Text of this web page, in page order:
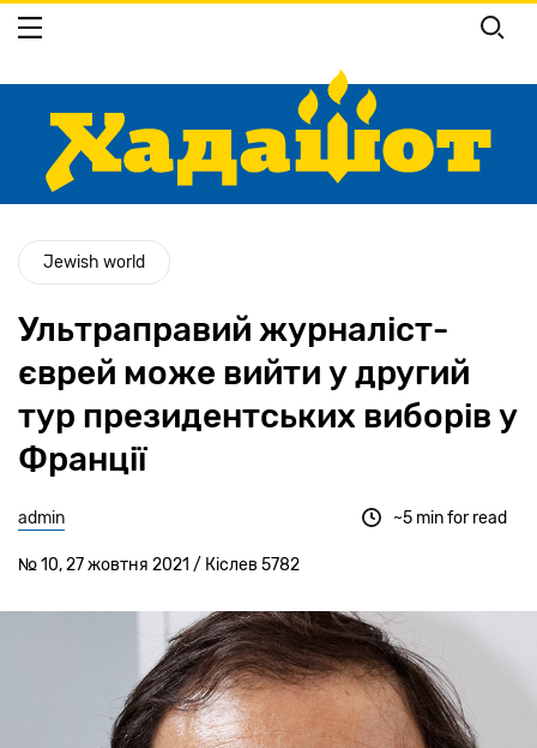
Перейти
основного
Jewish world
Ультраправий журналіст-
єврей може вийти у другий
тур президентських виборів у
Франції
admin
№ 10, 27 жовтня 2021 / Кіслев 5782
~5 min for read